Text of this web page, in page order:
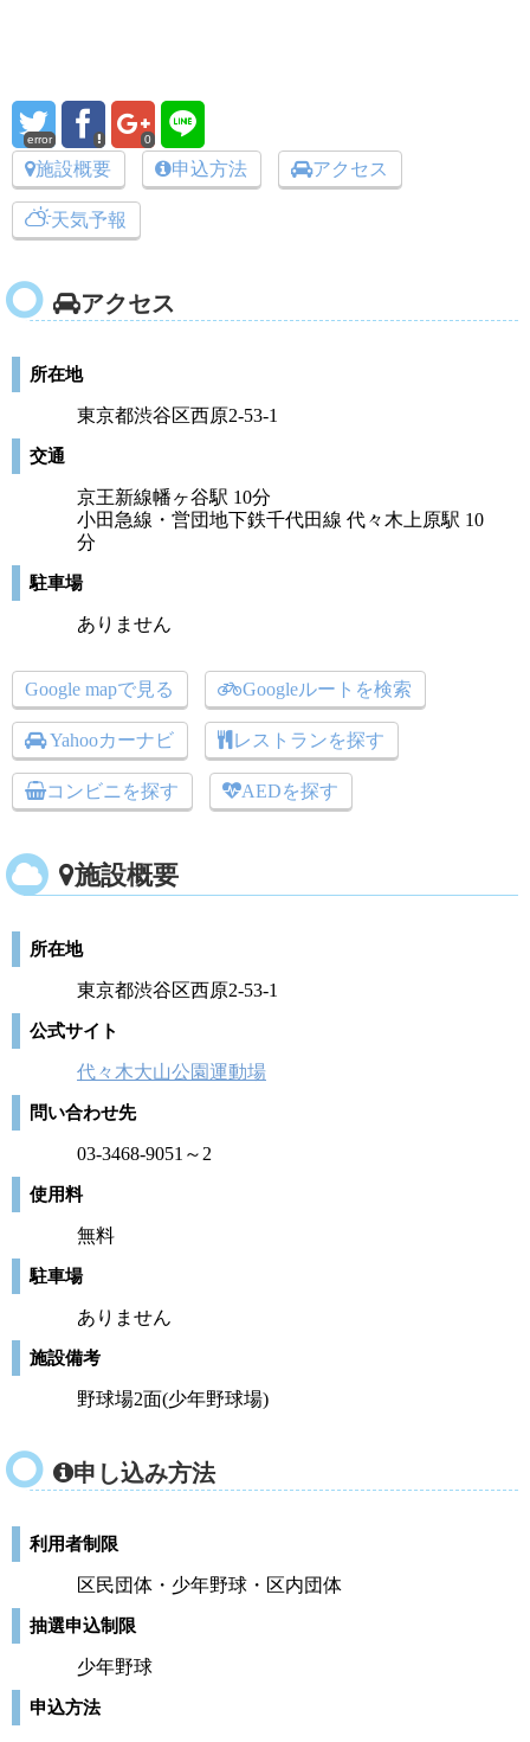
error 0
施設概要 申込方法 アクセス
天気予報
アクセス
所在地
東京都渋谷区西原2-53-1
交通
京王新線幡ヶ谷駅 10分
小田急線・営団地下鉄千代田線 代々木上原駅 10
分
駐車場
ありません
Google mapで見る Googleルートを検索
Yahooカーナビ レストランを探す
コンビニを探す AEDを探す
施設概要
所在地
東京都渋谷区西原2-53-1
公式サイト
代々木大山公園運動場
問い合わせ先
03-3468-9051～2
使用料
無料
駐車場
ありません
施設備考
野球場2面(少年野球場)
申し込み方法
利用者制限
区民団体・少年野球・区内団体
抽選申込制限
少年野球
申込方法